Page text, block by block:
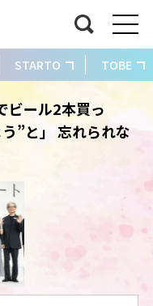
STARTO TOBE
ビール2本買っ
”と」 忘れられな